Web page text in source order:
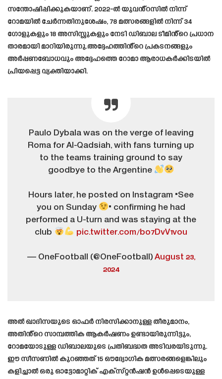
സന്തോഷിപ്പിക്കുകയാണ്. 2022-ൽ യുവൻ്റസിൽ നിന്ന്
റോമയിൽ ചേർന്നതിനുശേഷം, 78 മത്സരങ്ങളിൽ നിന്ന് 34
ഗോളുകളും 18 അസിസ്റ്റുകളും നേടി ഡിബാല ടീമിൻ്റെ പ്രധാന
താരമായി മാറിയിരുന്നു.അദ്ദേഹത്തിൻ്റെ പ്രകടനങ്ങളും
അർപ്പണബോധവും അദ്ദേഹത്തെ റോമാ ആരാധകർക്കിടയിൽ
പ്രിയപ്പെട്ട വ്യക്തിയാക്കി.
Paulo Dybala was on the verge of leaving
Roma for Al-Qadsiah, with fans turning up
to the teams training ground to say
goodbye to the Argentine
Hours later, he posted on Instagram "See
you on Sunday
" confirming he had
performed a U-turn and was staying at the
club
pic.twitter.com/bo7DvV1vou
— OneFootball (@OneFootball) August 23,
2024
അൽ ഖാദിസയുടെ ഓഫർ നിരസിക്കാനുള്ള തീരുമാനം,
അതിൻ്റെ സാമ്പത്തിക ആകർഷണം ഉണ്ടായിരുന്നിട്ടും,
റോമയോടുള്ള ഡിബാലയുടെ പ്രതിബദ്ധത അടിവരയിടുന്നു.
ഈ സീസണിൽ കുറഞ്ഞത് 15 ഔദ്യോഗിക മത്സരങ്ങളെങ്കിലും
കളിച്ചാൽ ഒരു ഓട്ടോമാറ്റിക് എക്‌സ്‌റ്റൻഷൻ ഉൾപ്പെടെയുള്ള